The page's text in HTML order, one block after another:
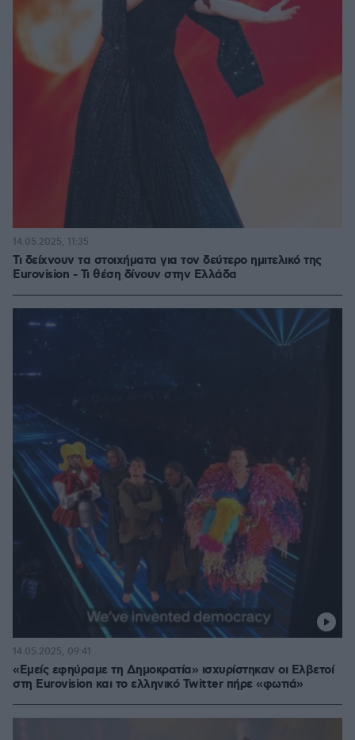
Τι δείχνουν τα στοιχήματα για τον δεύτερο ημιτελικό της
Eurovision - Τι θέση δίνουν στην Ελλάδα
14.05.2025, 11:35
«Εμείς εφηύραμε τη Δημοκρατία» ισχυρίστηκαν οι Ελβετοί
στη Eurovision και το ελληνικό Twitter πήρε «φωτιά»
14.05.2025, 09:41